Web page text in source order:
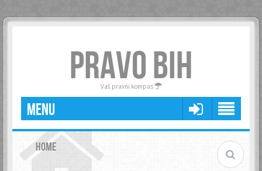
PRAVO BIH
Vaš pravni kompas
MENU
HOME